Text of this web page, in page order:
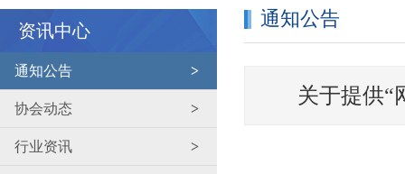
资讯中心
通知公告 >
协会动态 >
行业资讯 >
通知公告
关于提供“